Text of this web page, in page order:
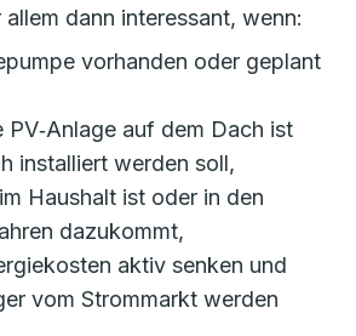
dann interessant, wenn:
vorhanden oder geplant
PV‑Anlage auf dem Dach ist
installiert werden soll,
Haushalt ist oder in den
dazukommt,
aktiv senken und
vom Strommarkt werden